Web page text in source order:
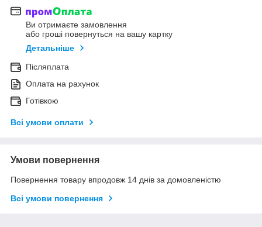
Ви отримаєте замовлення
або гроші повернуться на вашу картку
Детальніше
Післяплата
Оплата на рахунок
Готівкою
Всі умови оплати
Умови повернення
Повернення товару впродовж 14 днів за домовленістю
Всі умови повернення